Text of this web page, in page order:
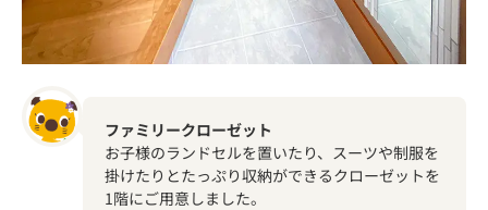
ファミリークローゼット
お子様のランドセルを置いたり、スーツや制服を
掛けたりとたっぷり収納ができるクローゼットを
1階にご用意しました。